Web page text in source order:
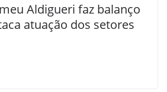
Aldigueri faz balanço
atuação dos setores